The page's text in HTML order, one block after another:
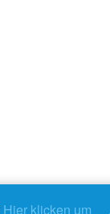
Hier klicken um